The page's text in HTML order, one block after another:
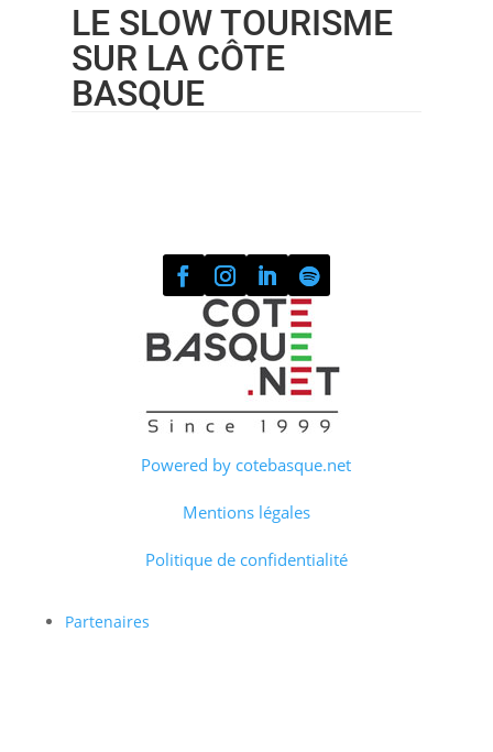
LE SLOW TOURISME
SUR LA CÔTE
BASQUE
Powered by cotebasque.net
Mentions légales
Politique de confidentialité
Partenaires